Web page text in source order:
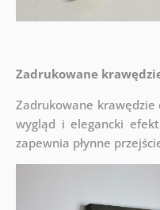
Zadrukowane
Zadrukowane
wygląd i elegancki
zapewnia płynne